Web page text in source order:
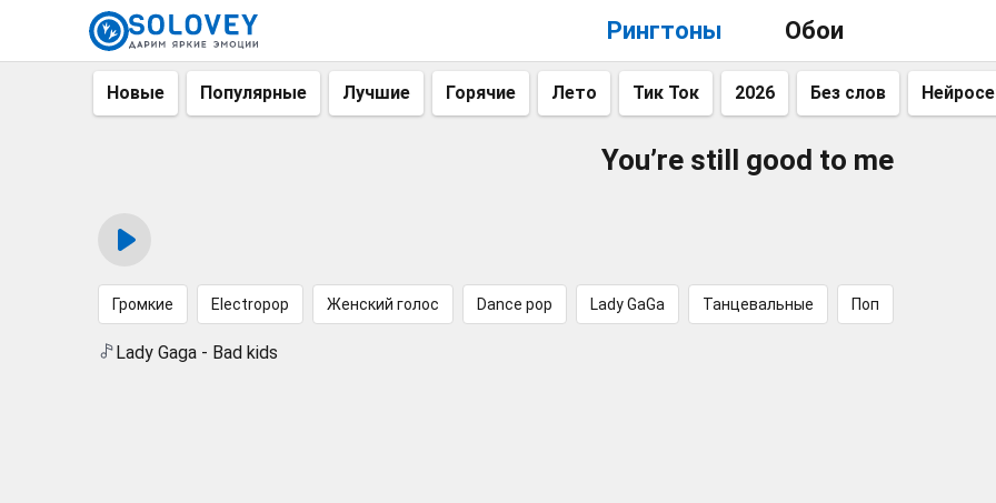
Рингтоны Обои
Новые Популярные Лучшие Горячие Лето Тик Ток 2026 Без слов
You’re still good to me
Громкие Electropop Женский голос Dance pop Lady GaGa Танцевальные Поп
Lady Gaga - Bad kids